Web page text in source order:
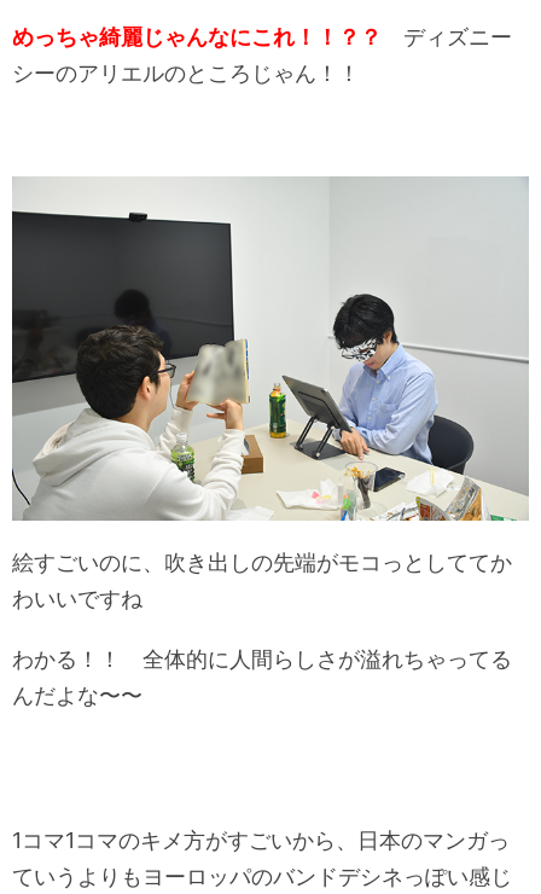
めっちゃ綺麗じゃんなにこれ！！？？
ディズニー
シーのアリエルのところじゃん！！
絵すごいのに、吹き出しの先端がモコっとしててか
わいいですね
わかる！！ 全体的に人間らしさが溢れちゃってる
んだよな〜〜
1コマ1コマのキメ方がすごいから、日本のマンガっ
ていうよりもヨーロッパのバンドデシネっぽい感じ